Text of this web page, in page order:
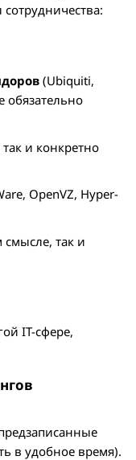
(Ubiquiti,
обязательно
и конкретно
OpenVZ, Hyper-
так и
IT-сфере,
в удобное время).